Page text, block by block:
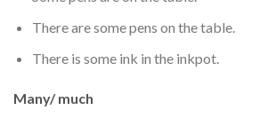
There are some pens on the table.
There is some ink in the inkpot.
Many/ much